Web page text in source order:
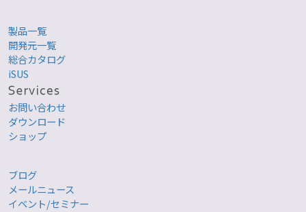
製品一覧
開発元一覧
総合カタログ
iSUS
お問い合わせ
ダウンロード
ショップ
ブログ
メールニュース
イベント/セミナー